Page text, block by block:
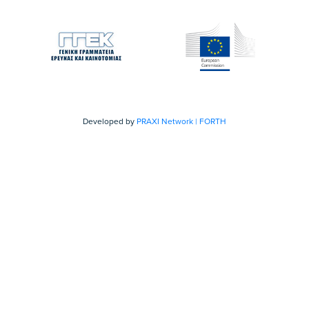
Developed by PRAXI Network | FORTH